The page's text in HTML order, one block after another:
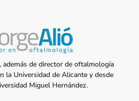
de director de oftalmología
la Universidad de Alicante y desde
Miguel Hernández.